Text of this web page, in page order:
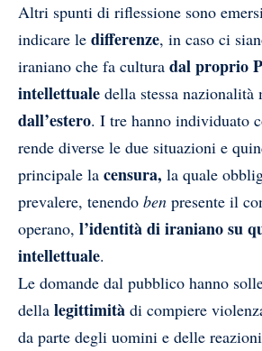
Altri spunti di riflessione sono
indicare le differenze, in caso ci
iraniano che fa cultura dal proprio
intellettuale della stessa nazionalità
dall’estero. I tre hanno individuato
rende diverse le due situazioni e
principale la censura, la quale
prevalere, tenendo ben presente il
operano, l’identità di iraniano su
intellettuale.
Le domande dal pubblico hanno
della legittimità di compiere
da parte degli uomini e delle